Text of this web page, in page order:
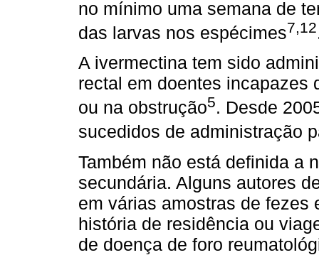
no mínimo uma semana de
das larvas nos espécimes7,12
A ivermectina tem sido
rectal em doentes incapazes
ou na obstrução5. Desde
sucedidos de administração
Também não está definida a
secundária. Alguns autores
em várias amostras de fezes
história de residência ou
de doença de foro